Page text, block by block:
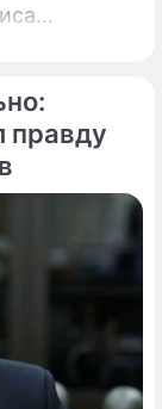
лидера
правду